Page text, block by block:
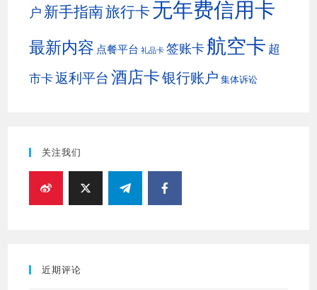
户 新手指南旅行卡无年费信用卡
最新内容 点餐平台 礼品卡 签账卡航空卡 超
市卡返利平台 酒店卡银行账户 集体诉讼
关注我们
近期评论